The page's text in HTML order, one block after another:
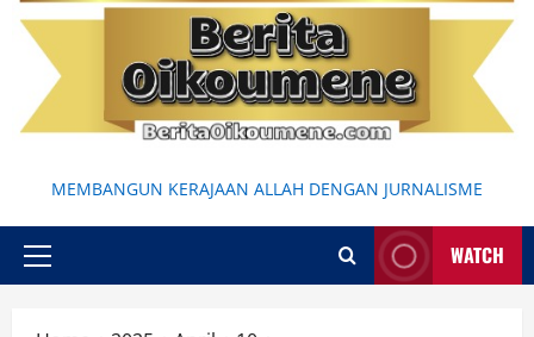
MEMBANGUN KERAJAAN ALLAH DENGAN JURNALISME
Primary
WATCH